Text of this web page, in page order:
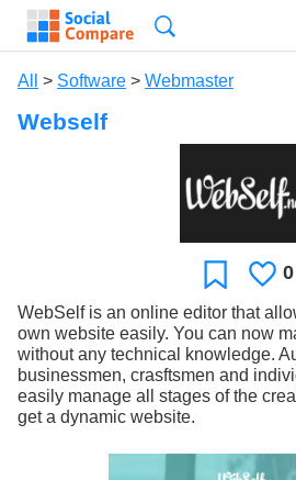
All > Software > Webmaster
Webself
Favorite
0
WebSelf is an online editor that
own website easily. You can now
without any technical knowledge.
businessmen, crasftsmen and
easily manage all stages of the
get a dynamic website.